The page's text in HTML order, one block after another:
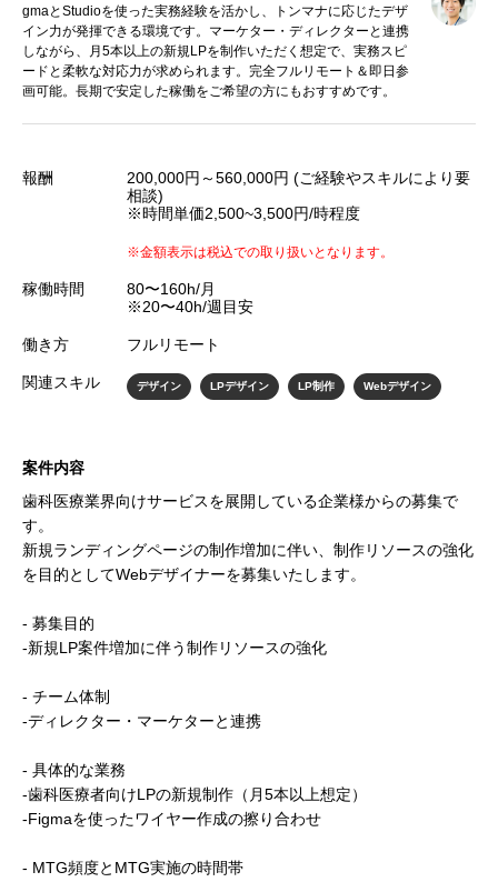
gmaとStudioを使った実務経験を活かし、トンマナに応じたデザ
イン力が発揮できる環境です。マーケター・ディレクターと連携
しながら、月5本以上の新規LPを制作いただく想定で、実務スピ
ードと柔軟な対応力が求められます。完全フルリモート＆即日参
画可能。長期で安定した稼働をご希望の方にもおすすめです。
報酬
200,000円～560,000円 (ご経験やスキルにより要
相談)
※時間単価2,500~3,500円/時程度
※金額表示は税込での取り扱いとなります。
稼働時間
80〜160h/月
※20〜40h/週目安
働き方 フルリモート
関連スキル デザイン LPデザイン LP制作 Webデザイン
案件内容
歯科医療業界向けサービスを展開している企業様からの募集で
す。
新規ランディングページの制作増加に伴い、制作リソースの強化
を目的としてWebデザイナーを募集いたします。
- 募集目的
-新規LP案件増加に伴う制作リソースの強化
- チーム体制
-ディレクター・マーケターと連携
- 具体的な業務
-歯科医療者向けLPの新規制作（月5本以上想定）
-Figmaを使ったワイヤー作成の擦り合わせ
- MTG頻度とMTG実施の時間帯